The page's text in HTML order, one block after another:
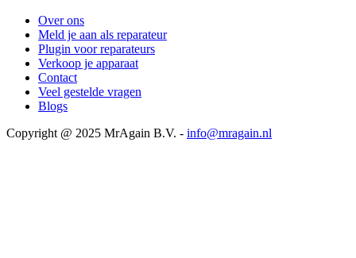
Over ons
Meld je aan als reparateur
Plugin voor reparateurs
Verkoop je apparaat
Contact
Veel gestelde vragen
Blogs
Copyright @ 2025 MrAgain B.V. - info@mragain.nl